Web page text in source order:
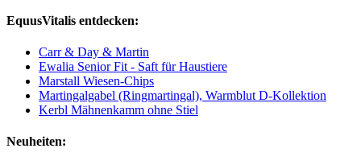
EquusVitalis entdecken:
Carr & Day & Martin
Ewalia Senior Fit - Saft für Haustiere
Marstall Wiesen-Chips
Martingalgabel (Ringmartingal), Warmblut D-Kollektion
Kerbl Mähnenkamm ohne Stiel
Neuheiten: